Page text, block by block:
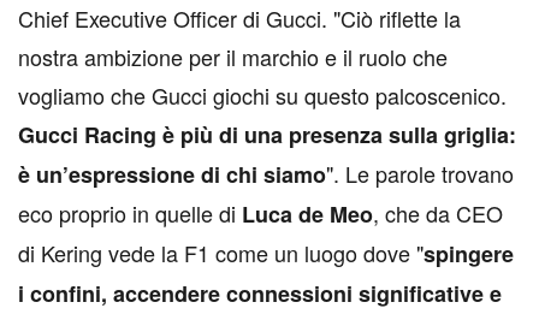
Chief Executive Officer di Gucci. "Ciò riflette la
nostra ambizione per il marchio e il ruolo che
vogliamo che Gucci giochi su questo palcoscenico.
Gucci Racing è più di una presenza sulla griglia:
è un’espressione di chi siamo". Le parole trovano
eco proprio in quelle di Luca de Meo, che da CEO
di Kering vede la F1 come un luogo dove "spingere
i confini, accendere connessioni significative e